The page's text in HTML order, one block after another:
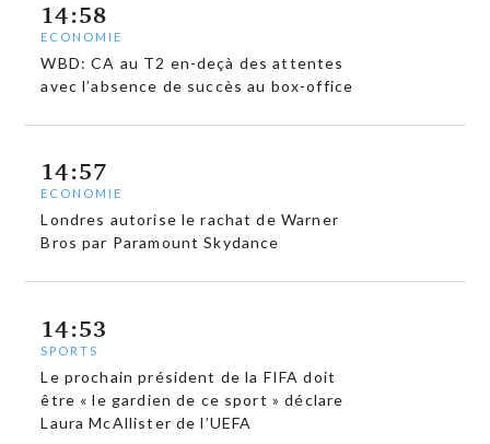
14:58
ECONOMIE
WBD: CA au T2 en-deçà des attentes
avec l’absence de succès au box-office
14:57
ECONOMIE
Londres autorise le rachat de Warner
Bros par Paramount Skydance
14:53
SPORTS
Le prochain président de la FIFA doit
être « le gardien de ce sport » déclare
Laura McAllister de l’UEFA